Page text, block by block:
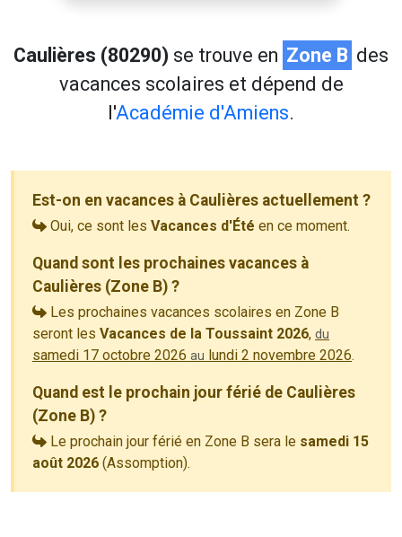
Caulières (80290) se trouve en Zone B des
vacances scolaires et dépend de
l'Académie d'Amiens.
Est-on en vacances à Caulières actuellement ?
Oui, ce sont les Vacances d'Été en ce moment.
Quand sont les prochaines vacances à
Caulières (Zone B) ?
Les prochaines vacances scolaires en Zone B
seront les Vacances de la Toussaint 2026, du
samedi 17 octobre 2026 au lundi 2 novembre 2026.
Quand est le prochain jour férié de Caulières
(Zone B) ?
Le prochain jour férié en Zone B sera le samedi 15
août 2026 (Assomption).